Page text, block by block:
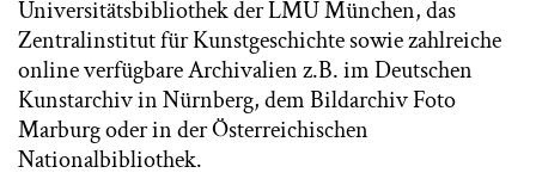
Universitätsbibliothek der LMU München, das
Zentralinstitut für Kunstgeschichte sowie zahlreiche
online verfügbare Archivalien z.B. im Deutschen
Kunstarchiv in Nürnberg, dem Bildarchiv Foto
Marburg oder in der Österreichischen
Nationalbibliothek.